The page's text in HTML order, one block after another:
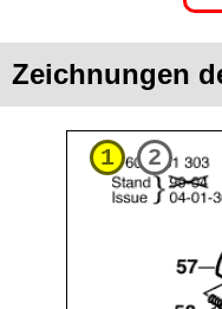
Zeichnungen
1 2